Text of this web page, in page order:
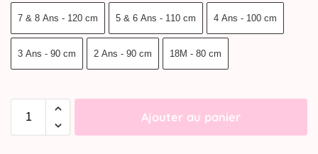
7 & 8 Ans - 120 cm 5 & 6 Ans - 110 cm 4 Ans - 100 cm
3 Ans - 90 cm 2 Ans - 90 cm 18M - 80 cm
Ajouter au panier